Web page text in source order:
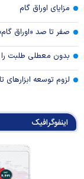
مزایای اوراق گام
صفر تا صد «اوراق
بدون معطلی طلبت
لزوم توسعه ابزارهای
اینفوگرافیک